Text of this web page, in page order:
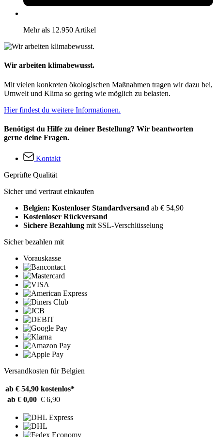
Mehr als 12.950 Artikel
Wir arbeiten klimabewusst.
Mit vielen konkreten ökologischen Maßnahmen tragen wir dazu bei,
Umwelt und Klima so gering wie möglich zu belasten.
Hier findest du weitere Informationen.
Benötigst du Hilfe zu deiner Bestellung? Wir beantworten
gerne deine Fragen.
Kontakt
Geprüfte Qualität
Sicher und vertraut einkaufen
Belgien: Kostenloser Standardversand ab € 54,90
Kostenloser Rückversand
Sichere Bezahlung mit SSL-Verschlüsselung
Sicher bezahlen mit
Vorauskasse
Versandkosten für Belgien
ab € 54,90 kostenlos*
ab € 0,00 € 6,90